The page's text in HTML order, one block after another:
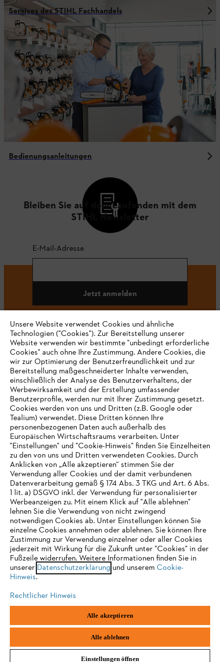
Services des STIHL Fachhandels
Bedienungsanleitungen
Bleiben Sie auf dem Laufenden mit dem
STIHL Newsletter
E-Mail-Adresse
Jetzt anmelden
#STIHL
Unternehmen
Häufig gestellte Fragen
Service
Datenschutzrichtlinien Impressum Cookies
Fachmarktstraße 7
IHR BROWSER WIRD NICHT
UNTERSTÜTZT
Sie nutzen einen Browser, den wir noch nicht unterstützen. Für
eine optimale Nutzung unserer Seite empfehlen wir Ihnen, zu
einem der folgenden Browser zu wechseln:
Firefox Chrome
Unsere Website verwendet Cookies und ähnliche
Technologien ("Cookies"). Zur Bereitstellung unserer
Website verwenden wir bestimmte "unbedingt erforderliche
Cookies" auch ohne Ihre Zustimmung. Andere Cookies, die
wir zur Optimierung der Benutzerfreundlichkeit und zur
Bereitstellung maßgeschneiderter Inhalte verwenden,
einschließlich der Analyse des Benutzerverhaltens, der
Werbewirksamkeit und der Erstellung umfassender
Benutzerprofile, werden nur mit Ihrer Zustimmung gesetzt.
Cookies werden von uns und Dritten (z.B. Google oder
Tealium) verwendet. Diese Dritten können Ihre
personenbezogenen Daten auch außerhalb des
Europäischen Wirtschaftsraums verarbeiten. Unter
"Einstellungen" und "Cookie-Hinweis" finden Sie Einzelheiten
zu den von uns und Dritten verwendeten Cookies. Durch
Anklicken von „Alle akzeptieren“ stimmen Sie der
Verwendung aller Cookies und der damit verbundenen
Datenverarbeitung gemäß § 174 Abs. 3 TKG und Art. 6 Abs.
1 lit. a) DSGVO inkl. der Verwendung für personalisierter
Werbeanzeigen zu. Mit einem Klick auf "Alle ablehnen"
lehnen Sie die Verwendung von nicht zwingend
notwendigen Cookies ab. Unter Einstellungen können Sie
einzelne Cookies annehmen oder ablehnen. Sie können Ihre
Zustimmung zur Verwendung einzelner oder aller Cookies
jederzeit mit Wirkung für die Zukunft unter "Cookies" in der
Fußzeile widerrufen. Weitere Informationen finden Sie in
unserer Datenschutzerklärung und unserem Cookie-
Hinweis.
Rechtlicher Hinweis
Alle akzeptieren
Alle ablehnen
Einstellungen öffnen